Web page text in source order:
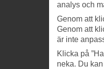
analys och
Genom att
Genom att
är inte
Klicka på
neka. Du